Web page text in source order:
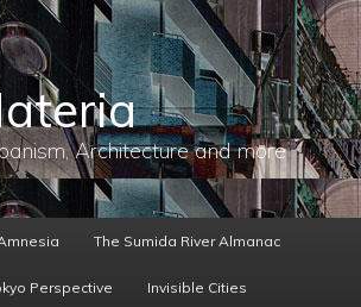
Architecture and more
The Sumida River Almanac
Perspective Invisible Cities